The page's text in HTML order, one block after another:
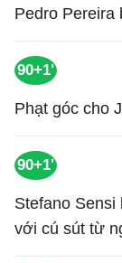
Pedro Pereira
90+1'
Phạt góc cho
90+1'
Stefano Sensi
với cú sút từ